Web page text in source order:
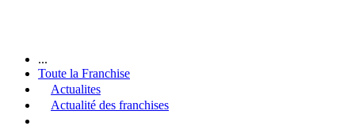
...
Toute la Franchise
Actualites
Actualité des franchises